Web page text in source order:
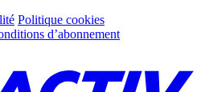
Politique cookies
d’abonnement